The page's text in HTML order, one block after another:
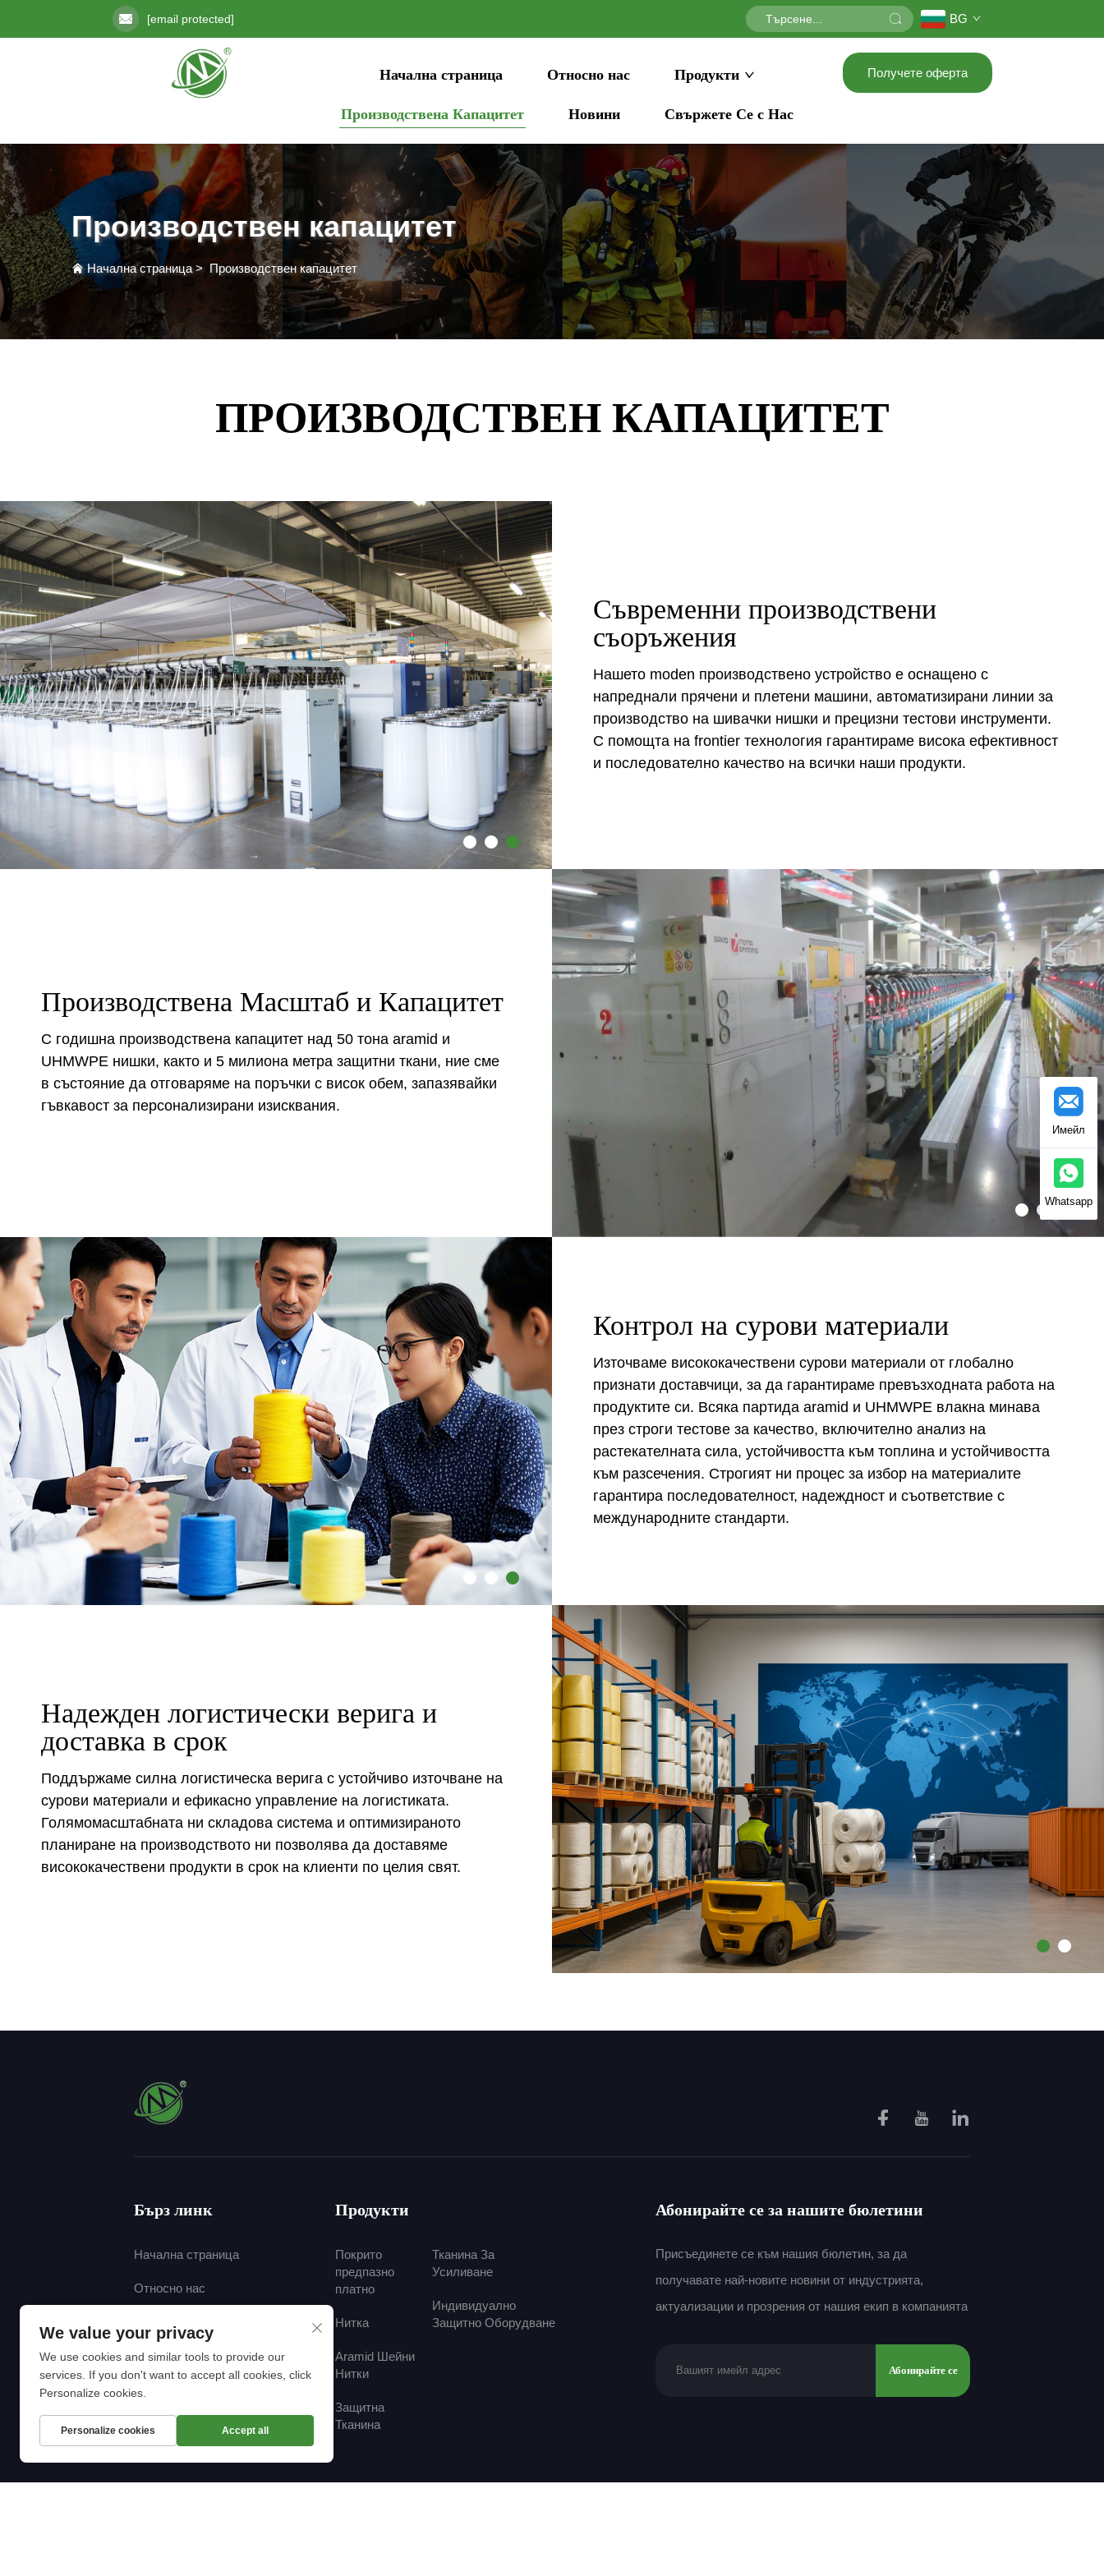
[email protected] BG
Начална страница Относно нас Продукти
Производствена Капацитет Новини Свържете Се с Нас
Получете оферта
Производствен капацитет
Начална страница> Производствен капацитет
ПРОИЗВОДСТВЕН КАПАЦИТЕТ
Съвременни производствени
съоръжения
Нашето moden производствено устройство е оснащено с
напреднали прячени и плетени машини, автоматизирани линии за
производство на шивачки нишки и прецизни тестови инструменти.
С помощта на frontier технология гарантираме висока ефективност
и последователно качество на всички наши продукти.
Производствена Масштаб и Капацитет
С годишна производствена капацитет над 50 тона аramid и
UHMWPE нишки, както и 5 милиона метра защитни ткани, ние сме
в състояние да отговаряме на поръчки с висок обем, запазявайки
гъвкавост за персонализирани изисквания.
Контрол на сурови материали
Източваме висококачествени сурови материали от глобално
признати доставчици, за да гарантираме превъзходната работа на
продуктите си. Всяка партида aramid и UHMWPE влакна минава
през строги тестове за качество, включително анализ на
растекателната сила, устойчивостта към топлина и устойчивостта
към разсечения. Строгият ни процес за избор на материалите
гарантира последователност, надеждност и съответствие с
международните стандарти.
Надежден логистически верига и
доставка в срок
Поддържаме силна логистическа верига с устойчиво източване на
сурови материали и ефикасно управление на логистиката.
Голямомасштабната ни складова система и оптимизираното
планиране на производството ни позволява да доставяме
висококачествени продукти в срок на клиенти по целия свят.
Имейл
Whatsapp
Бърз линк
Начална страница
Относно нас
Производствена
Капацитет
Продукти
Покрито
предпазно
платно
Нитка
Аramid Шейни
Нитки
Защитна
Тканина
Тканина За
Усиливане
Индивидуално
Защитно Оборудване
Абонирайте се за нашите бюлетини
Присъединете се към нашия бюлетин, за да
получавате най-новите новини от индустрията,
актуализации и прозрения от нашия екип в компанията
Абонирайте се
We value your privacy
We use cookies and similar tools to provide our
services. If you don't want to accept all cookies, click
Personalize cookies.
Personalize cookies Accept all